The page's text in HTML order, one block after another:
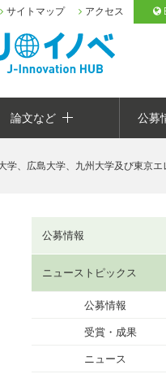
論文など 公募
サイトマップ アクセス
、広島大学、九州大学及び東京
公募情報
ニューストピックス
公募情報
受賞・成果
ニュース